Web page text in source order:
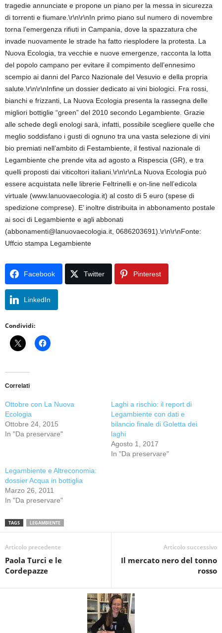
tragedie annunciate e propone un piano per la messa in sicurezza
di torrenti e fiumare.\r\n\r\nIn primo piano sul numero di novembre
torna l’emergenza rifiuti in Campania, dove la spazzatura che
invade nuovamente le strade ha fatto riesplodere la protesta. La
Nuova Ecologia, tra vecchie e nuove emergenze, racconta la lotta
del popolo campano per evitare il compimento dell’ennesimo
scempio ai danni del Parco Nazionale del Vesuvio e della propria
salute.\r\n\r\nInfine un dossier dedicato ai vini biologici. Fra rossi,
bianchi e frizzanti, La Nuova Ecologia presenta la rassegna delle
migliori bottiglie “green” del 2010 secondo Legambiente. Grazie
alle schede degli enologi sarà, infatti, possibile scegliere quelle che
meglio soddisfano i gusti di ognuno tra una vasta selezione di vini
bio premiati nell’ambito di Festambiente, il festival nazionale di
Legambiente che prende vita ad agosto a Rispescia (GR), e tra
quelli proposti dai viticoltori italiani.\r\n\r\nLa Nuova Ecologia può
essere acquistata nelle librerie Feltrinelli e on-line nell’edicola
virtuale (www.lanuovaecologia.it) al costo di 5 euro (spese di
spedizione comprese). E’ inoltre distribuita in abbonamento postale
ai soci di Legambiente e agli abbonati
(abbonamenti@lanuovaecologia.it, 0686203691).\r\n\r\nFonte:
Uffcio stampa Legambiente
Facebook Twitter Pinterest
LinkedIn
Condividi:
Correlati
Ottobre con La Nuova
Ecologia
Ottobre 24, 2015
In "Da preservare"
Laghi a rischio: il report di
Legambiente con dati e
bilancio finale di Goletta dei
laghi
Agosto 1, 2017
In "Da preservare"
Legambiente e Altreconomia:
dossier Acqua in bottiglia
Marzo 26, 2011
In "Da preservare"
TAGS LEGAMBIENTE
Articolo precedente
Paola Turci e le
Cordepazze
Articolo successivo
Il mercato nero del tonno
rosso